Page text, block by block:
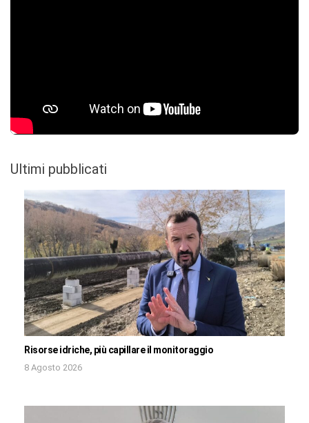
Ultimi pubblicati
Risorse idriche, più capillare il monitoraggio
8 Agosto 2026